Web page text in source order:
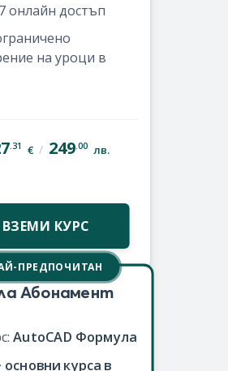
онлайн достъп
на уроци в
.31 € / 249 .00 лв.
ВЗЕМИ КУРС
ПРЕДПОЧИТАН
Абонамент
AutoCAD Формула
основни курса в